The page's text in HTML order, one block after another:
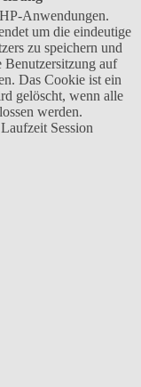
Anwendungen.
um die eindeutige
zu speichern und
auf
Das Cookie ist ein
gelöscht, wenn alle
werden.
Laufzeit Session